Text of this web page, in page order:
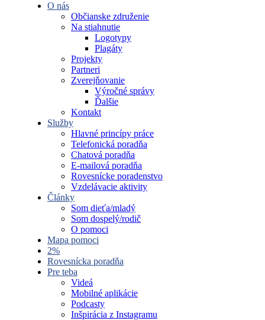
O nás
Občianske združenie
Na stiahnutie
Logotypy
Plagáty
Projekty
Partneri
Zverejňovanie
Výročné správy
Ďalšie
Kontakt
Služby
Hlavné princípy práce
Telefonická poradňa
Chatová poradňa
E-mailová poradňa
Rovesnícke poradenstvo
Vzdelávacie aktivity
Články
Som dieťa/mladý
Som dospelý/rodič
O pomoci
Mapa pomoci
2%
Rovesnícka poradňa
Pre teba
Videá
Mobilné aplikácie
Podcasty
Inšpirácia z Instagramu